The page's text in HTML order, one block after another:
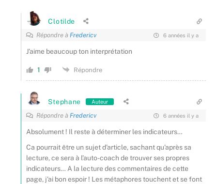
Clotilde
Répondre àFredericv 6 années il y a
J’aime beaucoup ton interprétation
1 Répondre
Stephane Auteur
Répondre àFredericv 6 années il y a
Absolument ! Il reste à déterminer les indicateurs…
Ca pourrait être un sujet d’article, sachant qu’après sa
lecture, ce sera à l’auto-coach de trouver ses propres
indicateurs… A la lecture des commentaires de cette
page, j’ai bon espoir ! Les métaphores touchent et se font